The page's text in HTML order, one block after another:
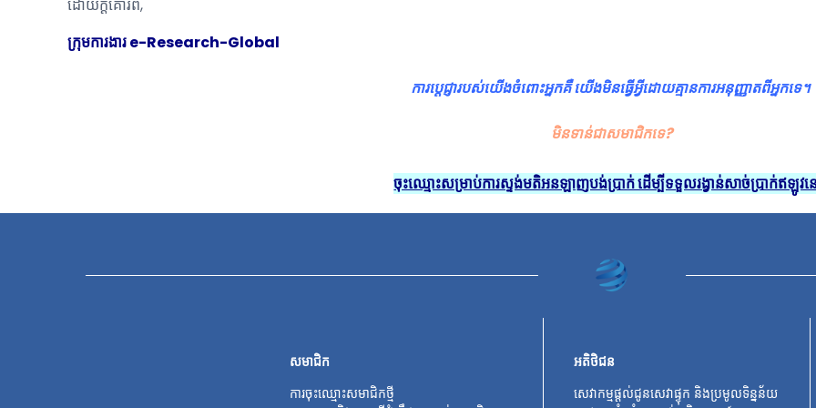
ដោយក្ដីគោរព,
ក្រុមការងារ e-Research-Global
ការប្តេជ្ញារបស់យើងចំពោះអ្នកគឺ យើងមិនធ្វើអ្វីដោយគ្មានការអនុញ្ញាតពីអ្នកទេ។
មិនទាន់ជាសមាជិកទេ?
ចុះឈ្មោះសម្រាប់ការស្ទង់មតិអនឡាញបង់ប្រាក់ ដើម្បីទទួលរង្វាន់សាច់ប្រាក់ឥឡូវន
សមាជិក
ការចុះឈ្មោះសមាជិកថ្មី
អតិថិជន
សេវាកម្មផ្តល់ជូនសេវាផ្ទុក និងប្រមូលទិន្នន័យ